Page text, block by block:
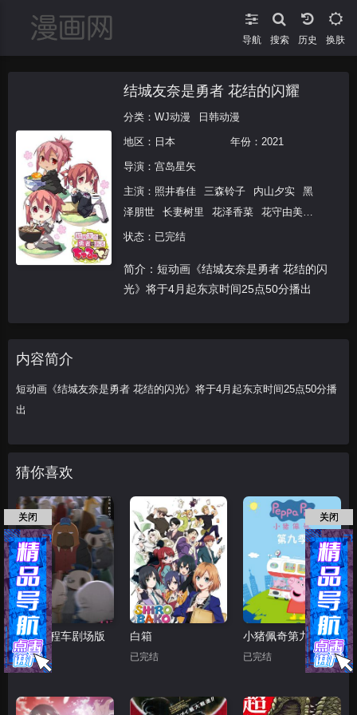
导航 搜索 换肤
结城友奈是勇者 花结的闪耀
分类： WJ动漫 日韩动漫
地区： 日本 年份： 2021
导演： 宫岛星矢
主演： 照井春佳 三森铃子 内山夕实
黑
泽朋世
长妻树里 花泽香菜
花守由美里
大桥彩香
高野麻里佳
美海
大野柚布子 石上静香 种崎敦美
大
空直美
千本木彩花 山本希望
松井惠理
状态：已完结
简介：短动画《结城友奈是勇者 花结的闪
光》将于4月起东京时间25点50分播出
内容简介
短动画《结城友奈是勇者 花结的闪光》将于4月起东京时间25点50分播
出
猜你喜欢
奇巧计程车剧场版
HD
白箱
已完结
小猪佩奇第九季
已完结
关闭 关闭